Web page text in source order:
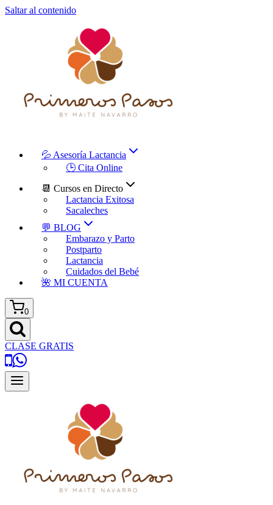
Saltar al contenido
💦 Asesoría Lactancia
🕒 Cita Online
📆 Cursos en Directo
Lactancia Exitosa
Sacaleches
💬 BLOG
Embarazo y Parto
Postparto
Lactancia
Cuidados del Bebé
🌺 MI CUENTA
0
CLASE GRATIS